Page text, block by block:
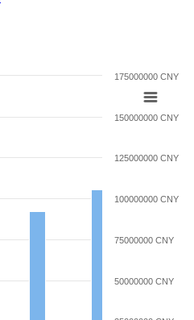
50000000 CNY
75000000 CNY
100000000 CNY
125000000 CNY
150000000 CNY
175000000 CNY